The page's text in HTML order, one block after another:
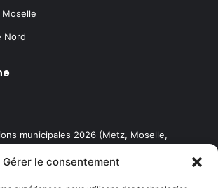
Gérer le consentement
Nord
municipales 2026 (Metz, Moselle,